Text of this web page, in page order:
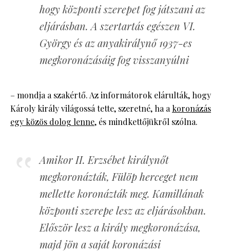
hogy központi szerepet fog játszani az
eljárásban. A szertartás egészen VI.
György és az anyakirálynő 1937-es
megkoronázásáig fog visszanyúlni
– mondja a szakértő. Az informátorok elárulták, hogy
Károly király világossá tette, szeretné, ha akoronázás
egy közös dolog lenne, és mindkettőjükről szólna.
Amikor II. Erzsébet királynőt
megkoronázták, Fülöp herceget nem
mellette koronázták meg. Kamillának
központi szerepe lesz az eljárásokban.
Először lesz a király megkoronázása,
majd jön a saját koronázási